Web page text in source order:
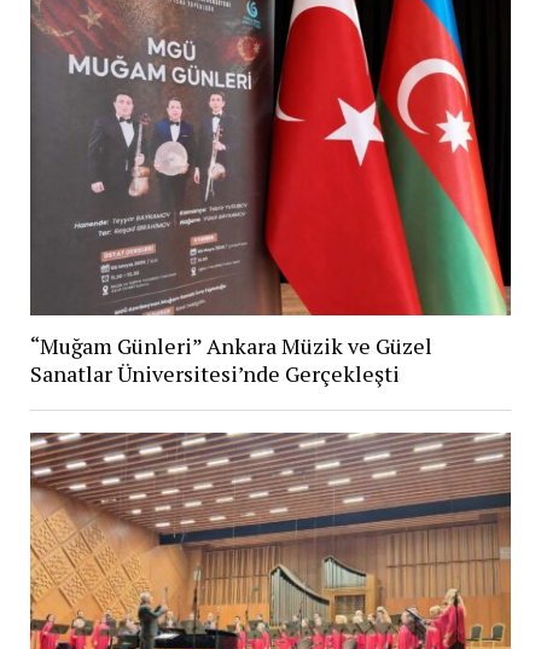
“Muğam Günleri” Ankara Müzik ve Güzel
Sanatlar Üniversitesi’nde Gerçekleşti